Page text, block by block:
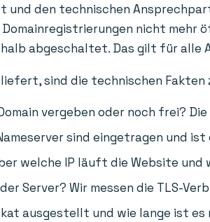
und den technischen
nicht mehr
abgeschaltet. Das gilt für alle
sind die technischen
vergeben oder noch frei?
sind eingetragen und ist
welche IP läuft die Website
Server? Wir messen die TLS-
ausgestellt und wie lange ist es